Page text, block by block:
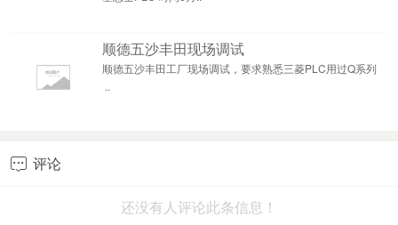
顺德五沙丰田现场调试
顺德五沙丰田工厂现场调试，要求熟悉三菱PLC用过Q系列
..
 评论
还没有人评论此条信息！